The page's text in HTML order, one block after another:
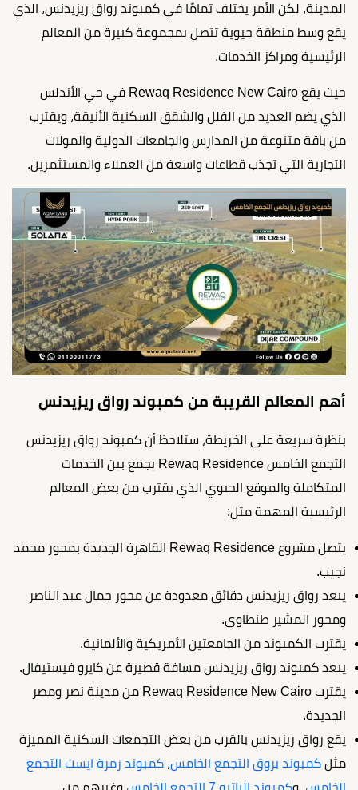
المدينة، لكن الأمر يختلف تمامًا في كمبوند رواق ريزيدنس، الذي
يقع وسط منطقة حيوية تتصل بمجموعة كبيرة من المعالم
الرئيسية ومراكز الخدمات.
حيث يقع Rewaq Residence New Cairo في حي الأندلس
الذي يضم العديد من الفلل والشقق السكنية الأنيقة، ويقترب
من باقة متنوعة من المدارس والجامعات الدولية والمولات
التجارية التي تجذب قطاعات واسعة من العملاء والمستثمرين.
أهم المعالم القريبة من كمبوند رواق ريزيدنس
بنظرة سريعة على الخريطة، ستلاحظ أن كمبوند رواق ريزيدنس
التجمع الخامس Rewaq Residence يجمع بين الخدمات
المتكاملة والموقع الحيوي الذي يقترب من بعض المعالم
الرئيسية المهمة مثل:
يتصل مشروع Rewaq Residence القاهرة الجديدة بمحور محمد
نجيب.
يبعد رواق ريزيدنس دقائق معدودة عن محور جمال عبد الناصر
ومحور المشير طنطاوي.
يقترب الكمبوند من الجامعتين الأمريكية والألمانية.
يبعد كمبوند رواق ريزيدنس مسافة قصيرة عن كايرو فيستيفال.
يقترب Rewaq Residence New Cairo من مدينة نصر ومصر
الجديدة.
يقع رواق ريزيدنس بالقرب من بعض التجمعات السكنية المميزة
مثل كمبوند بروق التجمع الخامس، كمبوند زمرة ايست التجمع
الخامس ، وكمبوند الباتيو 7 التجمع الخامس وغيرهم من